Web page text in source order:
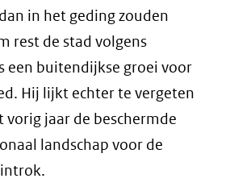
in het geding zouden
rest de stad volgens
een buitendijkse groei voor
Hij lijkt echter te vergeten
jaar de beschermde
landschap voor de